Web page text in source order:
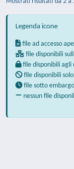
Legenda icone
file ad accesso
file disponibili
file disponibili
file disponibili
file sotto embargo
nessun file